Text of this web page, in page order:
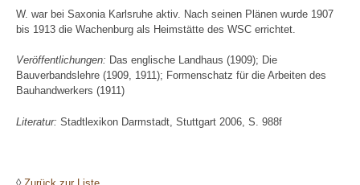
W. war bei Saxonia Karlsruhe aktiv. Nach seinen Plänen wurde 1907
bis 1913 die Wachenburg als Heimstätte des WSC errichtet.
Veröffentlichungen: Das englische Landhaus (1909); Die
Bauverbandslehre (1909, 1911); Formenschatz für die Arbeiten des
Bauhandwerkers (1911)
Literatur: Stadtlexikon Darmstadt, Stuttgart 2006, S. 988f